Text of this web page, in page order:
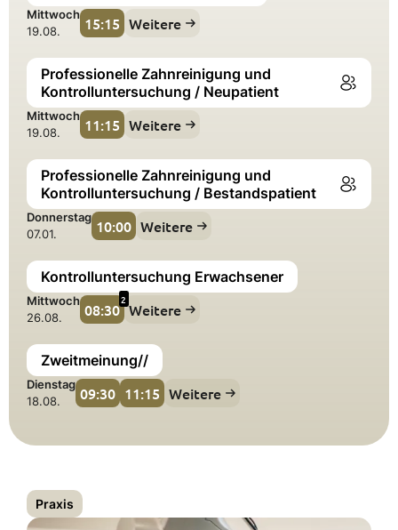
Mittwoch
19.08.
15:15 Weitere
Professionelle Zahnreinigung und
Kontrolluntersuchung / Neupatient
Mittwoch
19.08.
11:15 Weitere
Professionelle Zahnreinigung und
Kontrolluntersuchung / Bestandspatient
Donnerstag
07.01.
10:00 Weitere
Kontrolluntersuchung Erwachsener
Mittwoch
26.08.
08:30
2
Weitere
Zweitmeinung//
Dienstag
18.08.
09:30 11:15 Weitere
Praxis